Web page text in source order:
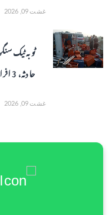
غشت 09, 2026
ٹوبہ ٹیک
حادثہ، 3 افراد زخمی
غشت 09, 2026